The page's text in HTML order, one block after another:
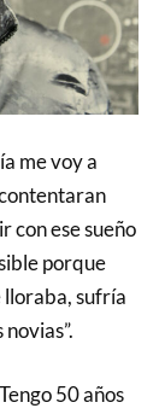
me voy a
con ese sueño
porque
lloraba, sufría
50 años